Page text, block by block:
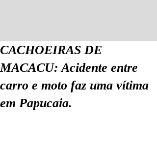
CACHOEIRAS DE
MACACU: Acidente entre
carro e moto faz uma vítima
em Papucaia.